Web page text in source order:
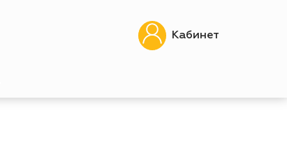
Кабинет